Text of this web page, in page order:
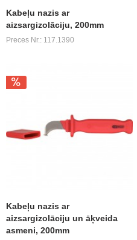
Kabeļu nazis ar
aizsargizolāciju, 200mm
Preces Nr.: 117.1390
Kabeļu nazis ar
aizsargizolāciju un āķveida
asmeni, 200mm